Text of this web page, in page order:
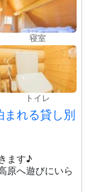
寝室
トイレ
れる貸し別
ます♪
原へ遊びにいら